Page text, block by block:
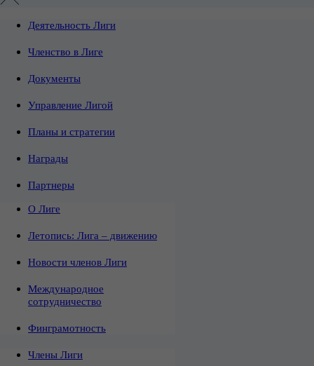
Деятельность Лиги
Членство в Лиге
Документы
Управление Лигой
Планы и стратегии
Награды
Партнеры
О Лиге
Летопись: Лига – движению
Новости членов Лиги
Международное
сотрудничество
Финграмотность
Члены Лиги